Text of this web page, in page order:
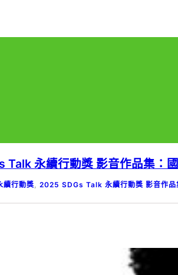
Talk 永續行動獎 影音作品集
行動獎, 2025 SDGs Talk 永續行動獎 影音作品